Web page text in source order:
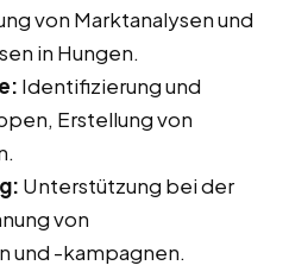
von Marktanalysen und
in Hungen.
Identifizierung und
Erstellung von
Unterstützung bei der
von
und -kampagnen.